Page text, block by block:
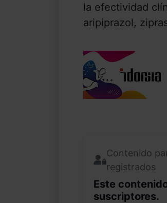
la efectividad
aripiprazol,
Contenido
registrados
Este
suscriptores.